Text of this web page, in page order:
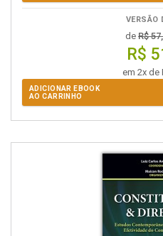
VERSÃO
de R$
R$
em 2x de
ADICIONAR EBOOK
AO CARRINHO